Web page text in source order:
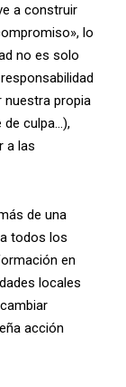
a construir
lo
no es solo
nuestra propia
de culpa…),
a las
de una
todos los
en
locales
acción